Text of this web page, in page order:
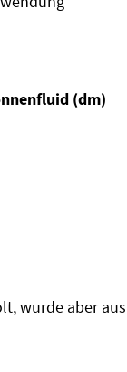
(dm)
wurde aber